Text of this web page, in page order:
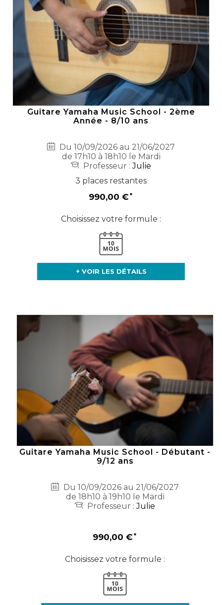
Guitare Yamaha Music School - 2ème
Année - 8/10 ans
Du 10/09/2026 au 21/06/2027
de 17h10 à 18h10 le Mardi
Professeur :Julie
3 places restantes
990,00 €
Choisissez votre formule :
+ VOIR LES DÉTAILS
Guitare Yamaha Music School - Débutant -
9/12 ans
Du 10/09/2026 au 21/06/2027
de 18h10 à 19h10 le Mardi
Professeur :Julie
990,00 €
Choisissez votre formule :